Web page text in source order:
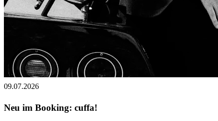
09.07.2026
Neu im Booking: cuffa!